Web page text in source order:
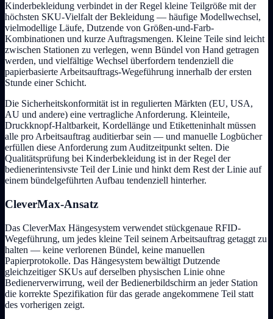
Kinderbekleidung verbindet in der Regel kleine Teilgröße mit der
höchsten SKU-Vielfalt der Bekleidung — häufige Modellwechsel,
vielmodellige Läufe, Dutzende von Größen-und-Farb-
Kombinationen und kurze Auftragsmengen. Kleine Teile sind leicht
zwischen Stationen zu verlegen, wenn Bündel von Hand getragen
werden, und vielfältige Wechsel überfordern tendenziell die
papierbasierte Arbeitsauftrags-Wegeführung innerhalb der ersten
Stunde einer Schicht.
Die Sicherheitskonformität ist in regulierten Märkten (EU, USA,
AU und andere) eine vertragliche Anforderung. Kleinteile,
Druckknopf-Haltbarkeit, Kordellänge und Etiketteninhalt müssen
alle pro Arbeitsauftrag auditierbar sein — und manuelle Logbücher
erfüllen diese Anforderung zum Auditzeitpunkt selten. Die
Qualitätsprüfung bei Kinderbekleidung ist in der Regel der
bedienerintensivste Teil der Linie und hinkt dem Rest der Linie auf
einem bündelgeführten Aufbau tendenziell hinterher.
CleverMax-Ansatz
Das CleverMax Hängesystem verwendet stückgenaue RFID-
Wegeführung, um jedes kleine Teil seinem Arbeitsauftrag getaggt zu
halten — keine verlorenen Bündel, keine manuellen
Papierprotokolle. Das Hängesystem bewältigt Dutzende
gleichzeitiger SKUs auf derselben physischen Linie ohne
Bedienerverwirrung, weil der Bedienerbildschirm an jeder Station
die korrekte Spezifikation für das gerade angekommene Teil statt
des vorherigen zeigt.